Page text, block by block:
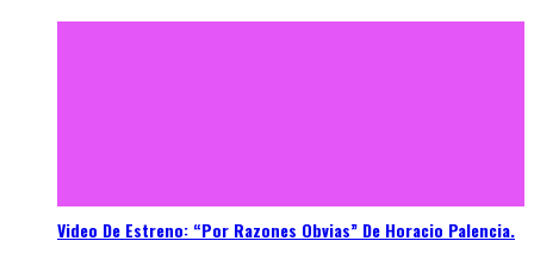
Video De Estreno: “Por Razones Obvias” De Horacio Palencia.